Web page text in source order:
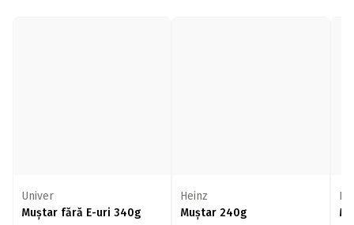
Univer
Muștar fără E-uri 340g
Heinz
Muștar 240g